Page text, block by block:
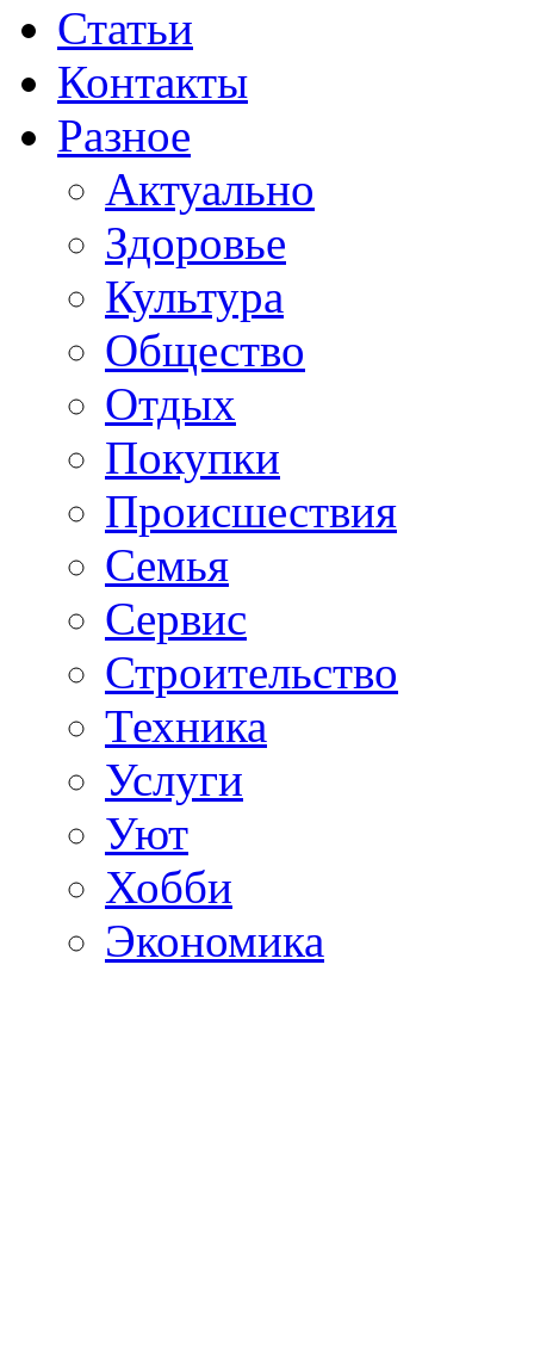
Статьи
Контакты
Разное
Актуально
Здоровье
Культура
Общество
Отдых
Покупки
Происшествия
Семья
Сервис
Строительство
Техника
Услуги
Уют
Хобби
Экономика